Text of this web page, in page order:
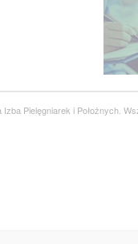
Pielęgniarek i Położnych.